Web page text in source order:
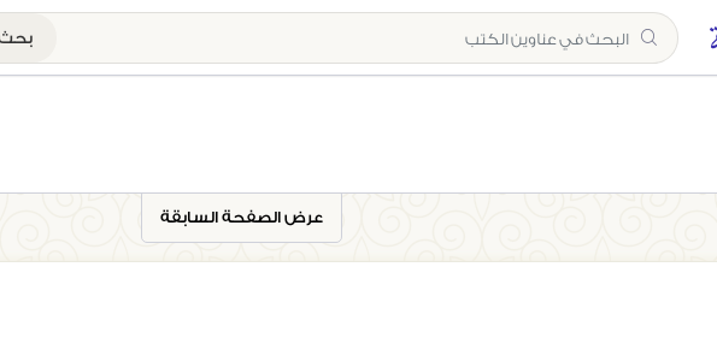
عرض الصفحة السابقة